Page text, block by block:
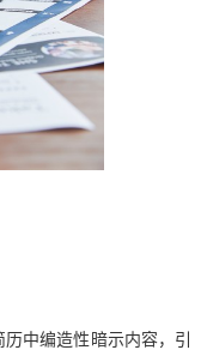
中编造性暗示内容，引